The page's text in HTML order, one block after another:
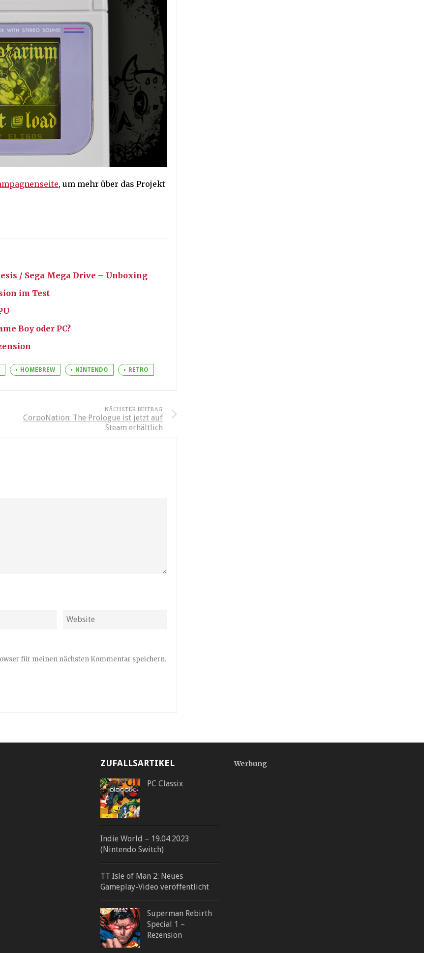
, um mehr über das Projekt
/ Sega Mega Drive – Unboxing
im Test
Boy oder PC?
HOMEBREW NINTENDO RETRO
NÄCHSTER BEITRAG
CorpoNation: The Prologue ist jetzt auf
Steam erhältlich
für meinen nächsten Kommentar speichern.
ZUFALLSARTIKEL
PC Classix
Indie World – 19.04.2023
(Nintendo Switch)
TT Isle of Man 2: Neues
Gameplay-Video veröffentlicht
Superman Rebirth
Special 1 –
Rezension
Werbung